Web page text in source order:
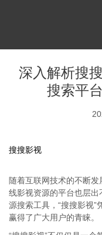
深入解析搜
搜索平
搜搜影视
随着互联网技术的不断
线影视资源的平台也层
源搜索工具，“搜搜影视
赢得了广大用户的青睐。